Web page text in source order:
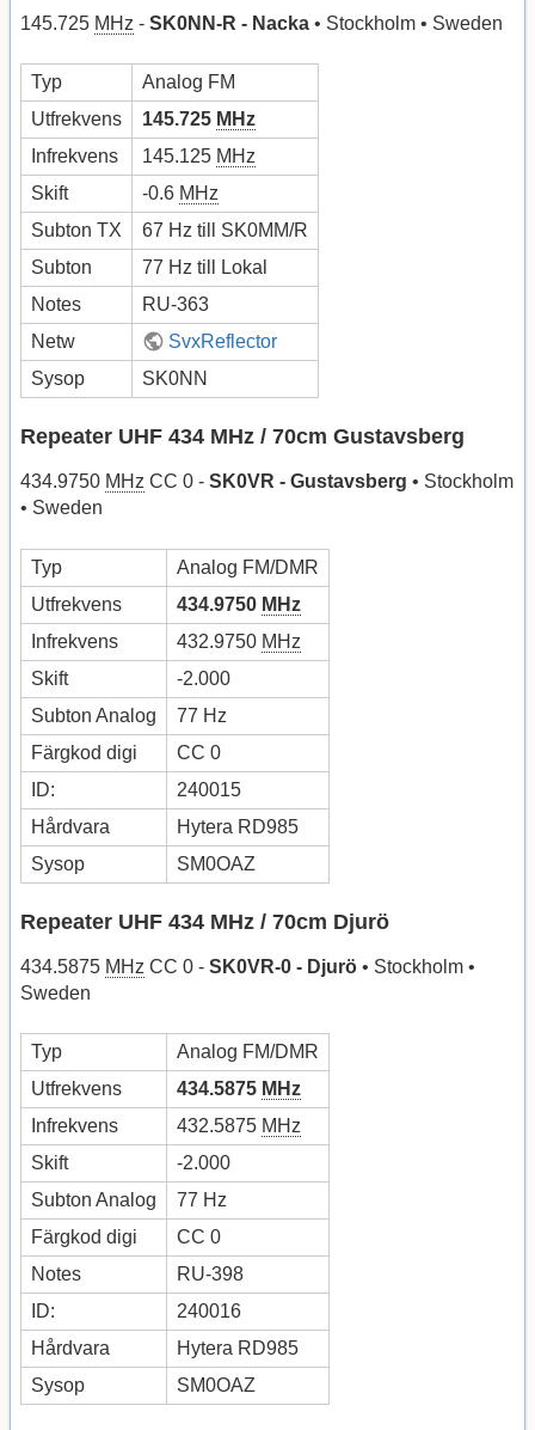
145.725 MHz - SK0NN-R - Nacka • Stockholm • Sweden
Typ
Analog FM
Utfrekvens
145.725 MHz
Infrekvens
145.125 MHz
Skift
-0.6 MHz
Subton TX
67 Hz till SK0MM/R
Subton
77 Hz till Lokal
Notes
RU-363
Netw
SvxReflector
Sysop
SK0NN
Repeater UHF 434 MHz / 70cm Gustavsberg
434.9750 MHz CC 0 - SK0VR - Gustavsberg • Stockholm
• Sweden
Typ
Analog FM/DMR
Utfrekvens
434.9750 MHz
Infrekvens
432.9750 MHz
Skift
-2.000
Subton Analog
77 Hz
Färgkod digi
CC 0
ID:
240015
Hårdvara
Hytera RD985
Sysop
SM0OAZ
Repeater UHF 434 MHz / 70cm Djurö
434.5875 MHz CC 0 - SK0VR-0 - Djurö • Stockholm •
Sweden
Typ
Analog FM/DMR
Utfrekvens
434.5875 MHz
Infrekvens
432.5875 MHz
Skift
-2.000
Subton Analog
77 Hz
Färgkod digi
CC 0
Notes
RU-398
ID:
240016
Hårdvara
Hytera RD985
Sysop
SM0OAZ